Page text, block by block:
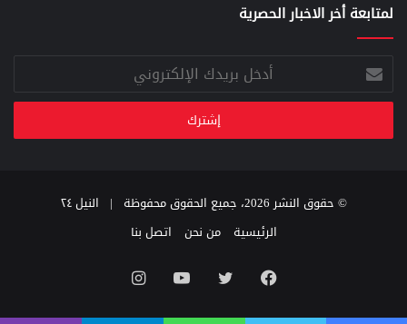
لمتابعة أخر الاخبار الحصرية
أدخل
بريدك
الإلكتروني
© حقوق النشر 2026، جميع الحقوق محفوظة |
النيل ٢٤
الرئيسية
من نحن اتصل بنا
فيسبوك تويتر يوتيوب